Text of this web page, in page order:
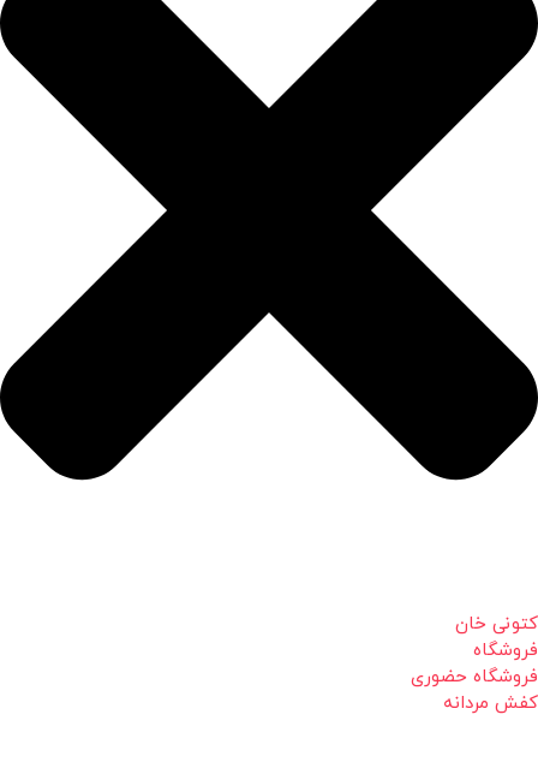
کتونی خان
فروشگاه
فروشگاه حضوری
کفش مردانه